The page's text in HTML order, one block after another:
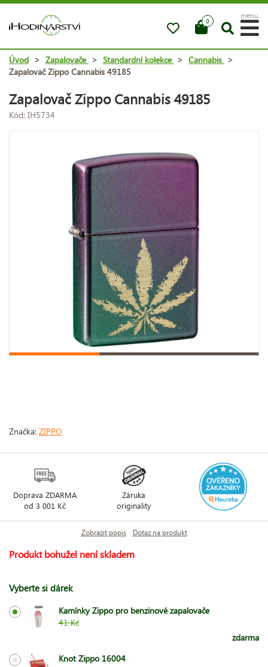
0
menu
Úvod > Zapalovače > Standardní kolekce > Cannabis >
Zapalovač Zippo Cannabis 49185
Zapalovač Zippo Cannabis 49185
Kód: IH5734
Značka: ZIPPO
Doprava ZDARMA
od 3 001 Kč
Záruka
originality
Zobrazit popis Dotaz na produkt
Produkt bohužel není skladem
Vyberte si dárek
Kamínky Zippo pro benzinové zapalovače
41 Kč
zdarma
Knot Zippo 16004